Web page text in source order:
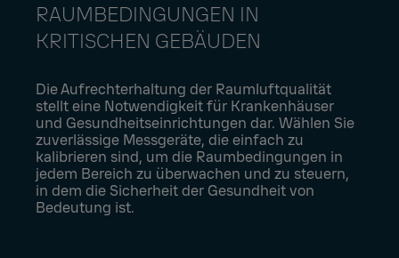
RAUMBEDINGUNGEN IN
KRITISCHEN GEBÄUDEN
Die Aufrechterhaltung der Raumluftqualität
stellt eine Notwendigkeit für Krankenhäuser
und Gesundheitseinrichtungen dar. Wählen Sie
zuverlässige Messgeräte, die einfach zu
kalibrieren sind, um die Raumbedingungen in
jedem Bereich zu überwachen und zu steuern,
in dem die Sicherheit der Gesundheit von
Bedeutung ist.